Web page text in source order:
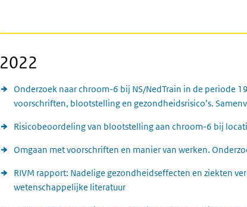
2022
Onderzoek naar chroom-6 bij NS/NedTrain in de periode
voorschriften, blootstelling en gezondheidsrisico’s.
Risicobeoordeling van blootstelling aan chroom-6 bij
Omgaan met voorschriften en manier van werken.
RIVM rapport: Nadelige gezondheidseffecten en ziekten
wetenschappelijke literatuur